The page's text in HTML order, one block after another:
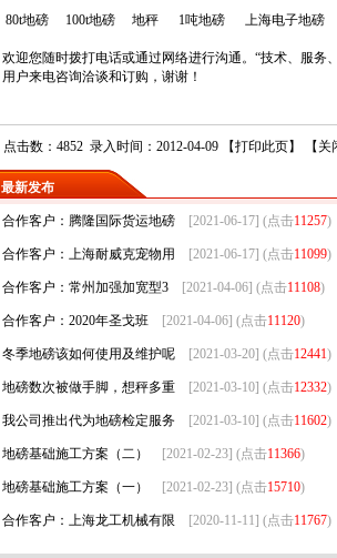
80t地磅 100t地磅 地秤 1吨地磅 上海电子地磅
欢迎您随时拨打电话或通过网络进行沟通。“技术、服
用户来电咨询洽谈和订购，谢谢！
点击数：4852 录入时间：2012-04-09 【打印此页】 【 关
最新发布
合作客户：腾隆国际货运地磅 [2021-06-17] (点击11257)
合作客户：上海耐威克宠物用 [2021-06-17] (点击11099)
合作客户：常州加强加宽型3 [2021-04-06] (点击11108)
合作客户：2020年圣戈班 [2021-04-06] (点击11120)
冬季地磅该如何使用及维护呢 [2021-03-20] (点击12441)
地磅数次被做手脚，想秤多重 [2021-03-10] (点击12332)
我公司推出代为地磅检定服务 [2021-03-10] (点击11602)
地磅基础施工方案（二） [2021-02-23] (点击11366)
地磅基础施工方案（一） [2021-02-23] (点击15710)
合作客户：上海龙工机械有限 [2020-11-11] (点击11767)